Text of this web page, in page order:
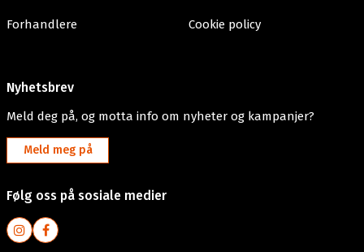
Forhandlere Cookie policy
Nyhetsbrev
Meld deg på, og motta info om nyheter og kampanjer?
Meld meg på
Følg oss på sosiale medier